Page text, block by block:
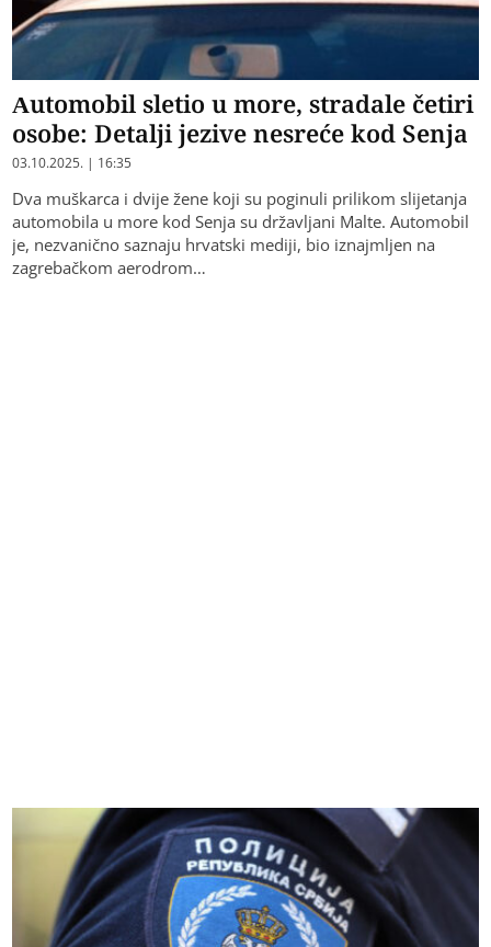
Automobil sletio u more, stradale četiri
osobe: Detalji jezive nesreće kod Senja
03.10.2025. | 16:35
Dva muškarca i dvije žene koji su poginuli prilikom slijetanja
automobila u more kod Senja su državljani Malte. Automobil
je, nezvanično saznaju hrvatski mediji, bio iznajmljen na
zagrebačkom aerodrom…